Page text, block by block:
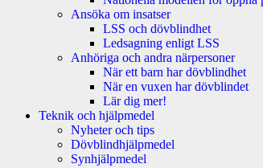
Ansöka om insatser
LSS och dövblindhet
Ledsagning enligt LSS
Anhöriga och andra närpersoner
När ett barn har dövblindhet
När en vuxen har dövblindet
Lär dig mer!
Teknik och hjälpmedel
Nyheter och tips
Dövblindhjälpmedel
Synhjälpmedel